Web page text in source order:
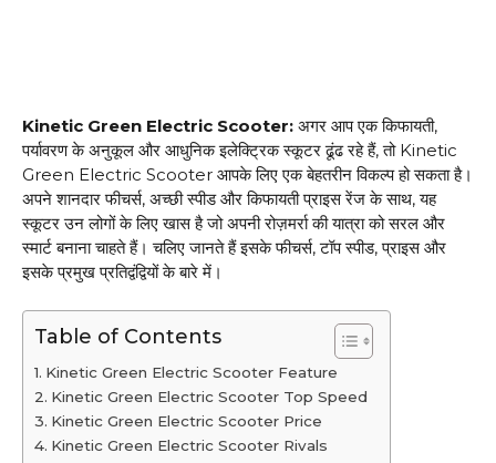
Kinetic Green Electric Scooter: अगर आप एक किफायती,
पर्यावरण के अनुकूल और आधुनिक इलेक्ट्रिक स्कूटर ढूंढ रहे हैं, तो Kinetic
Green Electric Scooter आपके लिए एक बेहतरीन विकल्प हो सकता है।
अपने शानदार फीचर्स, अच्छी स्पीड और किफायती प्राइस रेंज के साथ, यह
स्कूटर उन लोगों के लिए खास है जो अपनी रोज़मर्रा की यात्रा को सरल और
स्मार्ट बनाना चाहते हैं। चलिए जानते हैं इसके फीचर्स, टॉप स्पीड, प्राइस और
इसके प्रमुख प्रतिद्वंद्वियों के बारे में।
Table of Contents
Kinetic Green Electric Scooter Feature
Kinetic Green Electric Scooter Top Speed
Kinetic Green Electric Scooter Price
Kinetic Green Electric Scooter Rivals